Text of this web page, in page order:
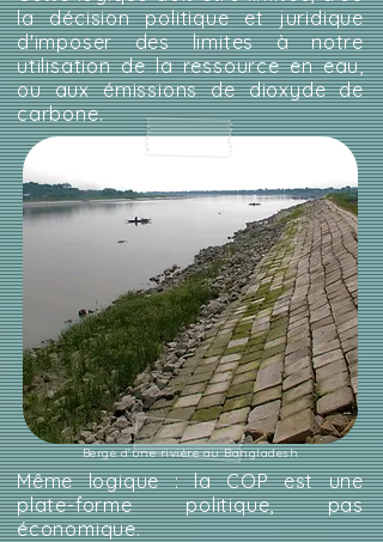
la décision politique et juridique
d'imposer des limites à notre
utilisation de la ressource en eau,
ou aux émissions de dioxyde de
carbone.
Berge d'une rivière au Bangladesh
Même logique : la COP est une
plate-forme politique, pas
économique.